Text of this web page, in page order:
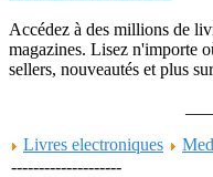
Accédez à des millions de
magazines. Lisez n'importe
sellers, nouveautés et plus
Livres electroniques
--------------------